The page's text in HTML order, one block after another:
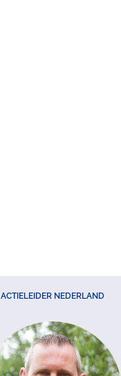
ACTIELEIDER NEDERLAND